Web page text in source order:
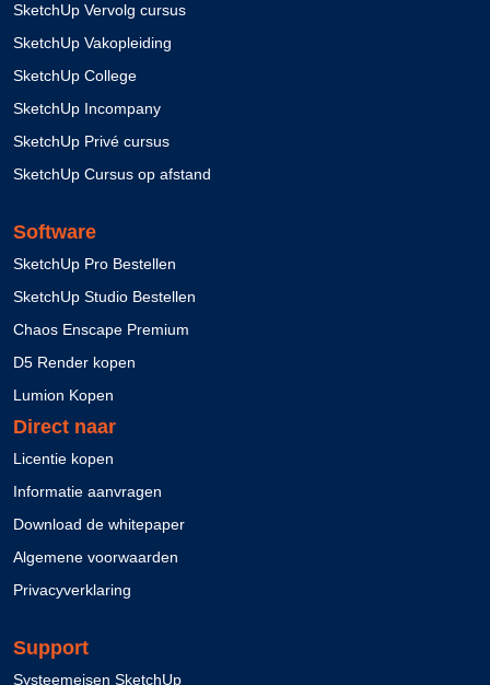
SketchUp Vervolg cursus
SketchUp Vakopleiding
SketchUp College
SketchUp Incompany
SketchUp Privé cursus
SketchUp Cursus op afstand
Software
SketchUp Pro Bestellen
SketchUp Studio Bestellen
Chaos Enscape Premium
D5 Render kopen
Lumion Kopen
Direct naar
Licentie kopen
Informatie aanvragen
Download de whitepaper
Algemene voorwaarden
Privacyverklaring
Support
Systeemeisen SketchUp